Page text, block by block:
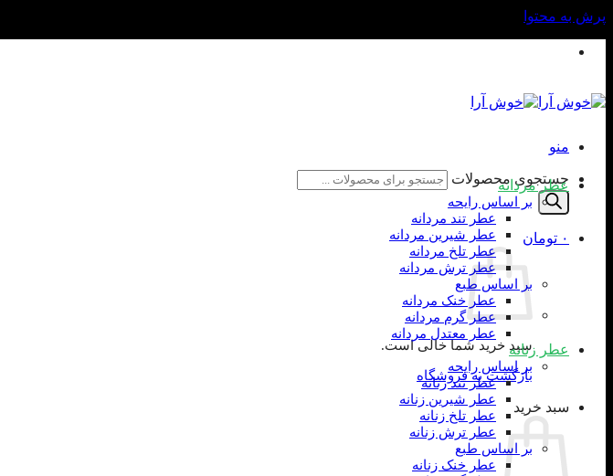
پرش به محتوا
منو
جستجوی محصولات
۰ تومان
سبد خرید شما خالی است.
بازگشت به فروشگاه
سبد خرید
عطر مردانه
بر اساس رایحه
عطر تند مردانه
عطر شیرین مردانه
عطر تلخ مردانه
عطر ترش مردانه
بر اساس طبع
عطر خنک مردانه
عطر گرم مردانه
عطر معتدل مردانه
عطر زنانه
بر اساس رایحه
عطر تند زنانه
عطر شیرین زنانه
عطر تلخ زنانه
عطر ترش زنانه
بر اساس طبع
عطر خنک زنانه